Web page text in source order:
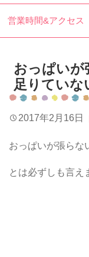
営業時間&アクセス
おっぱいが
足りていな
2017年2月16日
おっぱいが張らな
とは必ずしも言え